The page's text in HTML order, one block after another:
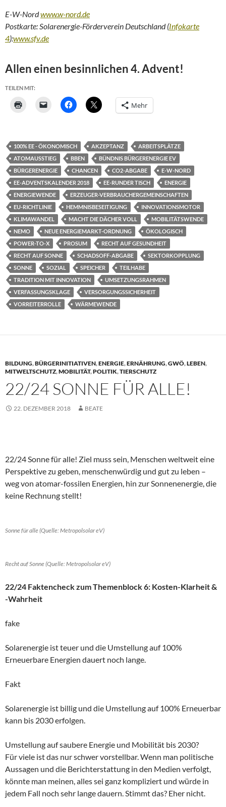
E-W-Nordwww.w-nord.de
Postkarte: Solarenergie-Förderverein Deutschland (Infokarte
4):www.sfv.de
Allen einen besinnlichen 4. Advent!
TEILEN MIT:
Mehr
100% EE - ÖKONOMISCH AKZEPTANZ
ARBEITSPLÄTZE
ATOMAUSSTIEG
BBEN
BÜNDNIS BÜRGERENERGIE EV
BÜRGERENERGIE
CHANCEN CO2-ABGABE
E-W-NORD
EE-ADVENTSKALENDER 2018
EE-RUNDER TISCH
ENERGIE
ENERGIEWENDE
ERZEUGER-VERBRAUCHERGEMEINSCHAFTEN
EU-RICHTLINIE
HEMMNISBESEITIGUNG
INNOVATIONSMOTOR
KLIMAWANDEL
MACHT DIE DÄCHER VOLL
MOBILITÄTSWENDE
NEMO
NEUE ENERGIEMARKT-ORDNUNG
ÖKOLOGISCH
POWER-TO-X
PROSUM
RECHT AUF GESUNDHEIT
RECHT AUF SONNE
SCHADSOFF-ABGABE
SEKTORKOPPLUNG
SONNE
SOZIAL SPEICHER
TEILHABE
TRADITION MIT INNOVATION
UMSETZUNGSRAHMEN
VERFASSUNGSKLAGE
VERSORGUNGSSICHERHEIT
VORREITERROLLE
WÄRMEWENDE
BILDUNG,BÜRGERINITIATIVEN,ENERGIE,ERNÄHRUNG,GWÖ,LEBEN,
MITWELTSCHUTZ,MOBILITÄT,POLITIK,TIERSCHUTZ
22/24 SONNE FÜR ALLE!
22. DEZEMBER 2018 BEATE
22/24 Sonne für alle! Ziel muss sein, Menschen weltweit eine
Perspektive zu geben, menschenwürdig und gut zu leben –
weg von atomar-fossilen Energien, hin zur Sonnenenergie, die
keine Rechnung stellt!
Sonne für alle (Quelle: Metropolsolar eV)
Recht auf Sonne (Quelle: Metropolsolar eV)
22/24 Faktencheck zum Themenblock 6: Kosten-Klarheit &
-Wahrheit
fake
Solarenergie ist teuer und die Umstellung auf 100%
Erneuerbare Energien dauert noch lange.
Fakt
Solarenergie ist billig und die Umstellung auf 100% Erneuerbar
kann bis 2030 erfolgen.
Umstellung auf saubere Energie und Mobilität bis 2030?
Für viele ist das nur schwer vorstellbar. Wenn man politische
Aussagen und die Berichterstattung in den Medien verfolgt,
könnte man meinen, alles sei ganz kompliziert und würde in
jedem Fall noch sehr lange dauern. Stimmt das? Eher nicht.